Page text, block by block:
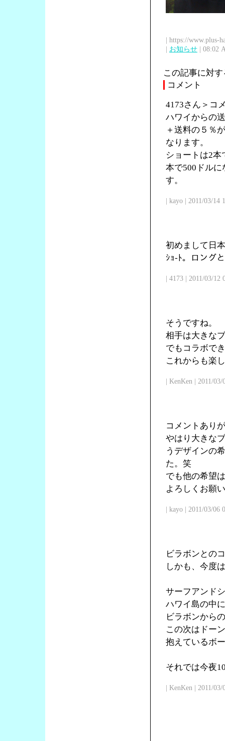
| https://www.plus-
| お知らせ | 08:02
この記事に対
コメント
4173さん＞コ
ハワイからの
＋送料の５％
なります。
ショートは2本
本で500ドル
す。
| kayo | 2011/03/14
初めまして日
ｼｮ-ﾄ。ロング
| 4173 | 2011/03/12
そうですね。
相手は大きな
でもコラボで
これからも楽
| KenKen | 2011/
コメントあり
やはり大きな
うデザインの
た。笑
でも他の希望
よろしくお願
| kayo | 2011/03/06
ビラボンとの
しかも、今度
サーフアンド
ハワイ島の中
ビラボンから
この次はドー
抱えているボ
それでは今夜
| KenKen | 2011/